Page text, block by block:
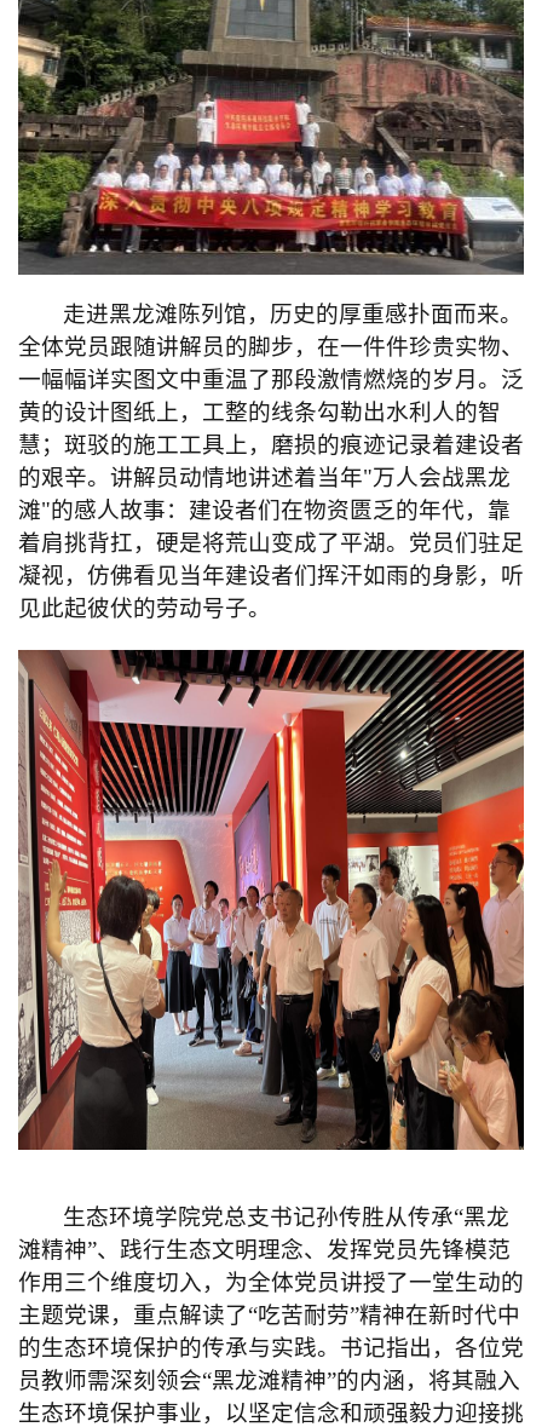
走进黑龙滩陈列馆，历史的厚重感扑面而来。
全体党员跟随讲解员的脚步，在一件件珍贵实物、
一幅幅详实图文中重温了那段激情燃烧的岁月。泛
黄的设计图纸上，工整的线条勾勒出水利人的智
慧；斑驳的施工工具上，磨损的痕迹记录着建设者
的艰辛。讲解员动情地讲述着当年"万人会战黑龙
滩"的感人故事：建设者们在物资匮乏的年代，靠
着肩挑背扛，硬是将荒山变成了平湖。党员们驻足
凝视，仿佛看见当年建设者们挥汗如雨的身影，听
见此起彼伏的劳动号子。
生态环境学院党总支书记孙传胜从传承“黑龙
滩精神”、践行生态文明理念、发挥党员先锋模范
作用三个维度切入，为全体党员讲授了一堂生动的
主题党课，重点解读了“吃苦耐劳”精神在新时代中
的生态环境保护的传承与实践。书记指出，各位党
员教师需深刻领会“黑龙滩精神”的内涵，将其融入
生态环境保护事业，以坚定信念和顽强毅力迎接挑